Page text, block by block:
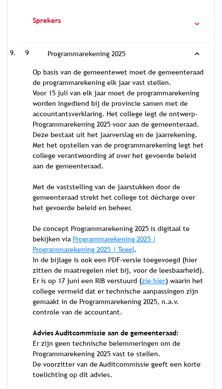
Sprekers
9 Programmarekening 2025
Op basis van de gemeentewet moet de gemeenteraad
de programmarekening elk jaar vast stellen.
Voor 15 juli van elk jaar moet de programmarekening
worden ingediend bij de provincie samen met de
accountantsverklaring. Het college legt de ontwerp-
Programmarekening 2025 voor aan de gemeenteraad.
Deze bestaat uit het jaarverslag en de jaarrekening.
Met het opstellen van de programmarekening legt het
college verantwoording af over het gevoerde beleid
aan de gemeenteraad.
Met de vaststelling van de jaarstukken door de
gemeenteraad strekt het college tot décharge over
het gevoerde beleid en beheer.
De concept Programmarekening 2025 is digitaal te
bekijken via Programmarekening 2025 |
Programmarekening 2025 | Texel.
In de bijlage is ook een PDF-versie toegevoegd (hier
zitten de maatregelen niet bij, voor de leesbaarheid).
Er is op 17 juni een RIB verstuurd (zie hier) waarin het
college vermeld dat er technische aanpassingen zijn
gemaakt in de Programmarekening 2025, n.a.v.
controle van de accountant.
Advies Auditcommissie aan de gemeenteraad:
Er zijn geen technische belemmeringen om de
Programmarekening 2025 vast te stellen.
De voorzitter van de Auditcommissie geeft een korte
toelichting op dit advies.